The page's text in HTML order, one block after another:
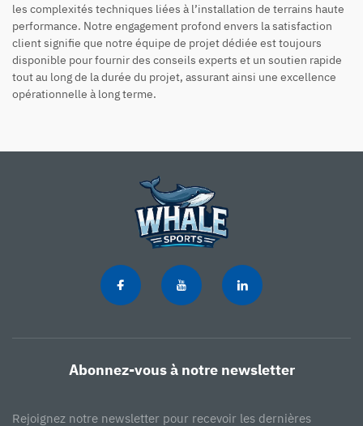
les complexités techniques liées à l’installation de terrains haute
performance. Notre engagement profond envers la satisfaction
client signifie que notre équipe de projet dédiée est toujours
disponible pour fournir des conseils experts et un soutien rapide
tout au long de la durée du projet, assurant ainsi une excellence
opérationnelle à long terme.
Abonnez-vous à notre newsletter
Rejoignez notre newsletter pour recevoir les dernières